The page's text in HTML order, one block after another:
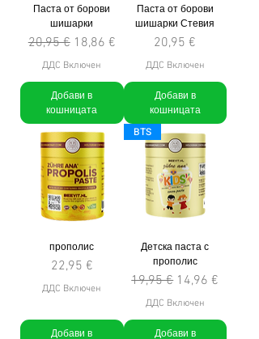
Паста от борови
шишарки
Редовна цена
20,95 € Продажна цена
18,86 €
ДДС Включен
Добави в
кошницата
Паста от борови
шишарки Стевия
Цена
20,95 €
ДДС Включен
Добави в
кошницата
прополис
Цена
22,95 €
ДДС Включен
Добави в
BTS
Детска паста с
прополис
Редовна цена
19,95 € Продажна цена
14,96 €
ДДС Включен
Добави в